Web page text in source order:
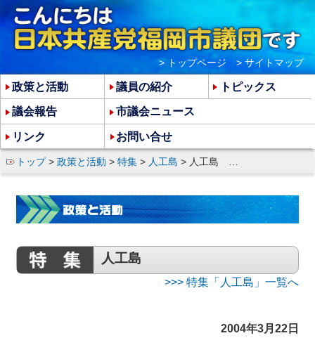
トップ> 政策と活動 > 特集 > 人工島 > 人工島 巨額の税金投入の「検討」は許されない
人工島
>>> 特集「人工島」一覧へ
2004年3月22日
政策と活動 議員の紹介 トピックス
議会報告 市議会ニュース
リンク お問い合せ
> トップページ > サイトマップ